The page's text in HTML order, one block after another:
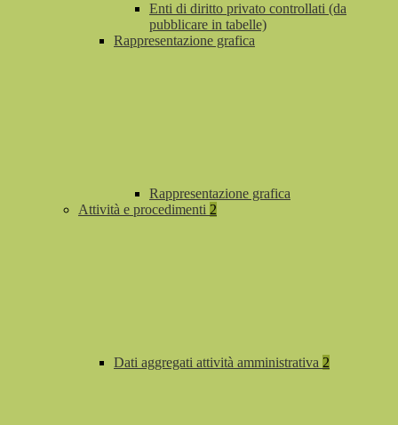
Enti di diritto privato controllati (da
pubblicare in tabelle)
Rappresentazione grafica
Rappresentazione grafica
Attività e procedimenti 2
Dati aggregati attività amministrativa 2